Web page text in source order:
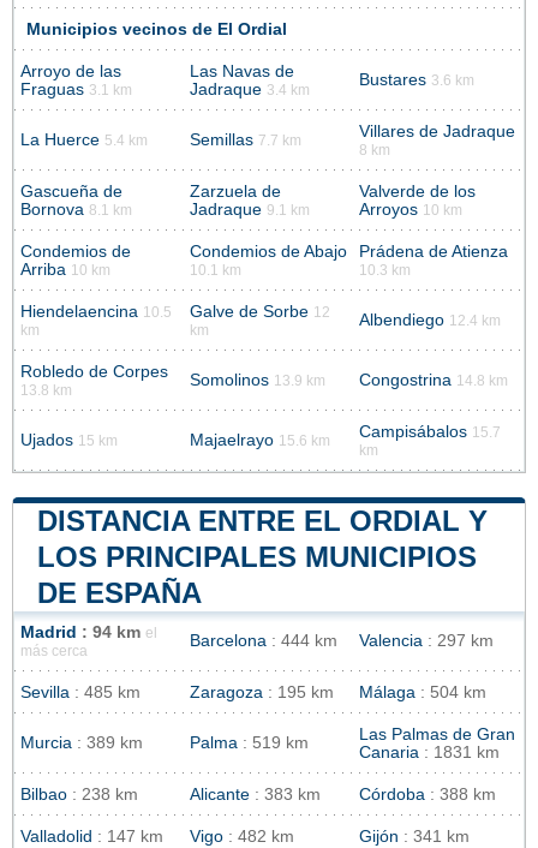
Municipios vecinos de El Ordial
Arroyo de las
Fraguas 3.1 km
Las Navas de
Jadraque 3.4 km
Bustares 3.6 km
La Huerce 5.4 km Semillas 7.7 km Villares de Jadraque
8 km
Gascueña de
Bornova 8.1 km
Zarzuela de
Jadraque 9.1 km
Valverde de los
Arroyos 10 km
Condemios de
Arriba 10 km
Condemios de Abajo
10.1 km
Prádena de Atienza
10.3 km
Hiendelaencina 10.5
km
Galve de Sorbe 12
km
Albendiego 12.4 km
Robledo de Corpes
13.8 km
Somolinos 13.9 km Congostrina 14.8 km
Ujados 15 km Majaelrayo 15.6 km Campisábalos 15.7
km
DISTANCIA ENTRE EL ORDIAL Y
LOS PRINCIPALES MUNICIPIOS
DE ESPAÑA
Madrid : 94 km el
más cerca
Barcelona : 444 km Valencia : 297 km
Sevilla : 485 km Zaragoza : 195 km Málaga : 504 km
Murcia : 389 km Palma : 519 km
Las Palmas de Gran
Canaria : 1831 km
Bilbao : 238 km Alicante : 383 km Córdoba : 388 km
Valladolid : 147 km Vigo : 482 km Gijón : 341 km